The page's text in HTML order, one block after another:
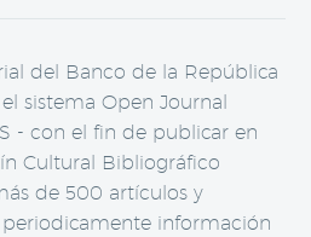
del Banco de la República
sistema Open Journal
- con el fin de publicar en
Cultural Bibliográfico
de 500 artículos y
información